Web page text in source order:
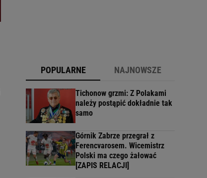
POPULARNE NAJNOWSZE
Tichonow grzmi: Z Polakami
należy postąpić dokładnie tak
samo
Górnik Zabrze przegrał z
Ferencvarosem. Wicemistrz
Polski ma czego żałować
[ZAPIS RELACJI]